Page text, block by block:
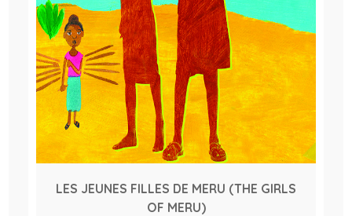
LES JEUNES FILLES DE MERU (THE GIRLS
OF MERU)